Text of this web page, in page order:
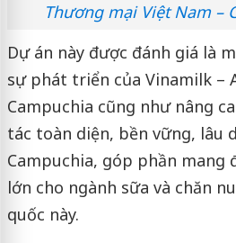
Thương mại Việt Nam –
Dự án này được đánh giá là
sự phát triển của Vinamilk –
Campuchia cũng như nâng
tác toàn diện, bền vững, lâu
Campuchia, góp phần mang
lớn cho ngành sữa và chăn
quốc này.